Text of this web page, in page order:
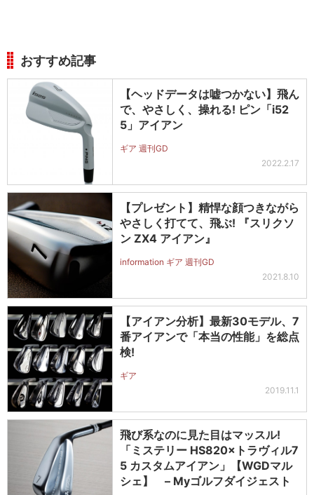
おすすめ記事
【ヘッドデータは嘘つかない】飛ん
で、やさしく、操れる! ピン「i52
5」アイアン
ギア 週刊GD
2022.2.17
【プレゼント】精悍な顔つきながら
やさしく打てて、飛ぶ! 『スリクソ
ン ZX4 アイアン』
information ギア 週刊GD
2021.8.10
【アイアン分析】最新30モデル、7
番アイアンで「本当の性能」を総点
検!
ギア
2019.11.1
飛び系なのに見た目はマッスル!
「ミステリー HS820×トラヴィル7
5 カスタムアイアン」【WGDマル
シェ】 – Myゴルフダイジェスト